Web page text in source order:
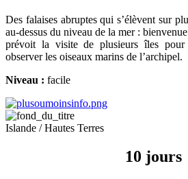
Des falaises abruptes qui s’élèvent sur
au-dessus du niveau de la mer :
prévoit la visite de plusieurs îles pour
observer les oiseaux marins de l’archipel.
Niveau : facile
Islande / Hautes Terres
10 jours